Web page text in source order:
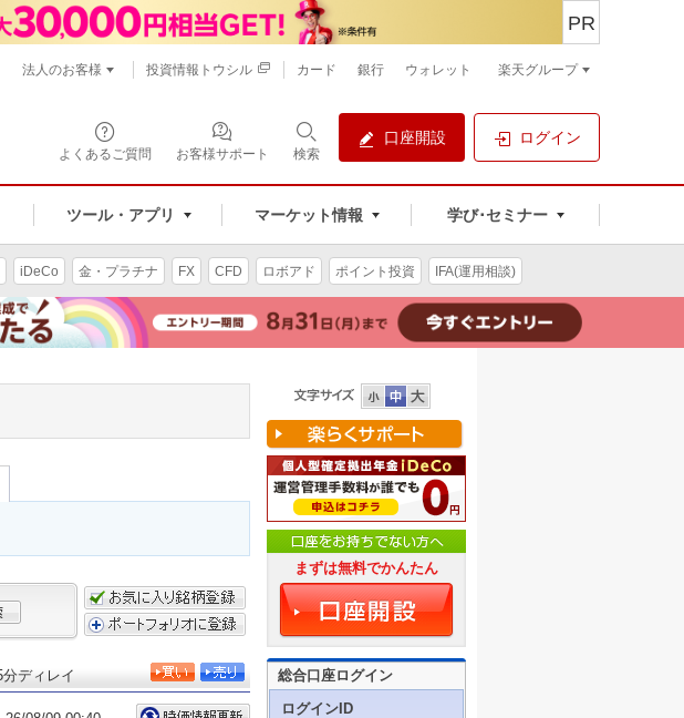
よくあるご質問 お客様サポート 検索
口座開設 ログイン
ツール・アプリ マーケット情報 学び･セミナー
PR
法人のお客様 投資情報トウシル カード 銀行 ウォレット 楽天グループ
iDeCo 金・プラチナ FX CFD ロボアド ポイント投資 IFA(運用相談)
まずは無料でかんたん
総合口座ログイン
ログインID